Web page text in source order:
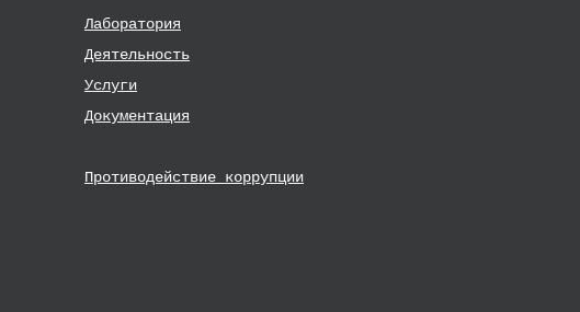
Лаборатория
Деятельность
Услуги
Документация
Противодействие коррупции